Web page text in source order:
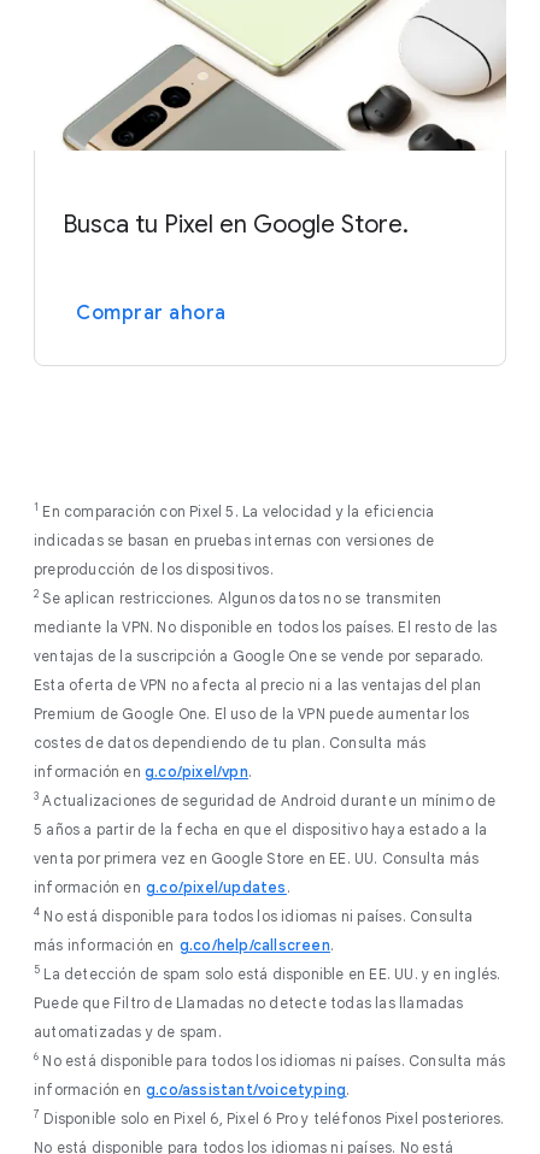
bloquear el teléfono de forma remota o mostrar un
mensaje en la pantalla de bloqueo, de modo que si
alguien lo encuentra sepa con quién ponerse en
contacto. Si tienes la certeza de que lo has perdido
definitivamente, puedes borrar todos los datos de
Este es uno de los muchos métodos que empleamos
para ayudar a proteger tu teléfono.
Consulta más
información.
Busca tu Pixel en Google Store.
Comprar ahora
1 En comparación con Pixel 5. La velocidad y la eficiencia
indicadas se basan en pruebas internas con versiones de
preproducción de los dispositivos.
2 Se aplican restricciones. Algunos datos no se transmiten
mediante la VPN. No disponible en todos los países. El resto de las
ventajas de la suscripción a Google One se vende por separado.
Esta oferta de VPN no afecta al precio ni a las ventajas del plan
Premium de Google One. El uso de la VPN puede aumentar los
costes de datos dependiendo de tu plan. Consulta más
información en g.co/pixel/vpn.
3 Actualizaciones de seguridad de Android durante un mínimo de
5 años a partir de la fecha en que el dispositivo haya estado a la
venta por primera vez en Google Store en EE. UU. Consulta más
información en g.co/pixel/updates .
4 No está disponible para todos los idiomas ni países. Consulta
más información en g.co/help/callscreen.
5 La detección de spam solo está disponible en EE. UU. y en inglés.
Puede que Filtro de Llamadas no detecte todas las llamadas
automatizadas y de spam.
6 No está disponible para todos los idiomas ni países. Consulta más
información en g.co/assistant/voicetyping.
7 Disponible solo en Pixel 6, Pixel 6 Pro y teléfonos Pixel posteriores.
No está disponible para todos los idiomas ni países. No está